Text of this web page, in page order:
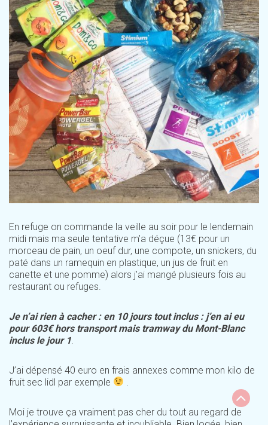
En refuge on commande la veille au soir pour le lendemain
midi mais ma seule tentative m’a déçue (13€ pour un
morceau de pain, un oeuf dur, une compote, un snickers, du
paté dans un ramequin en plastique, un jus de fruit en
canette et une pomme) alors j’ai mangé plusieurs fois au
restaurant ou refuges.
Je n’ai rien à cacher : en 10 jours tout inclus : j’en ai eu
pour 603€ hors transport mais tramway du Mont-Blanc
inclus le jour 1.
J’ai dépensé 40 euro en frais annexes comme mon kilo de
fruit sec lidl par exemple
.
Moi je trouve ça vraiment pas cher du tout au regard de